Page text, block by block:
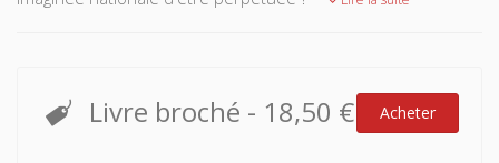
Livre broché - 18,50 € Acheter